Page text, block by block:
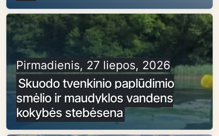
Pirmadienis, 27 liepos, 2026
Skuodo tvenkinio paplūdimio
smėlio ir maudyklos vandens
kokybės stebėsena